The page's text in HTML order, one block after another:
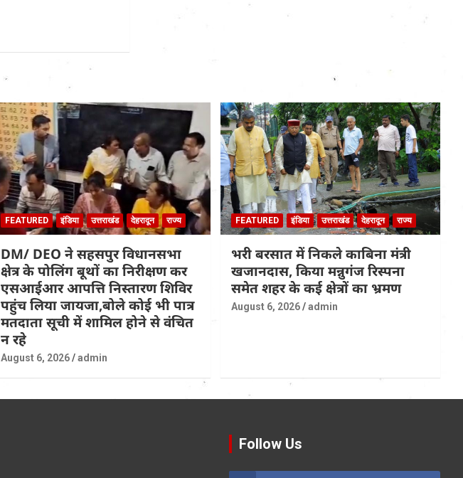
FEATURED इंडिया उत्तराखंड देहरादून राज्य
DM/ DEO ने सहसपुर विधानसभा
क्षेत्र के पोलिंग बूथों का निरीक्षण कर
एसआईआर आपत्ति निस्तारण शिविर
पहुंच लिया जायजा,बोले कोई भी पात्र
मतदाता सूची में शामिल होने से वंचित
न रहे
August 6, 2026 admin
FEATURED इंडिया उत्तराखंड देहरादून राज्य
भरी बरसात में निकले काबिना मंत्री
खजानदास, किया मन्नुगंज रिस्पना
समेत शहर के कई क्षेत्रों का भ्रमण
August 6, 2026 admin
Follow Us